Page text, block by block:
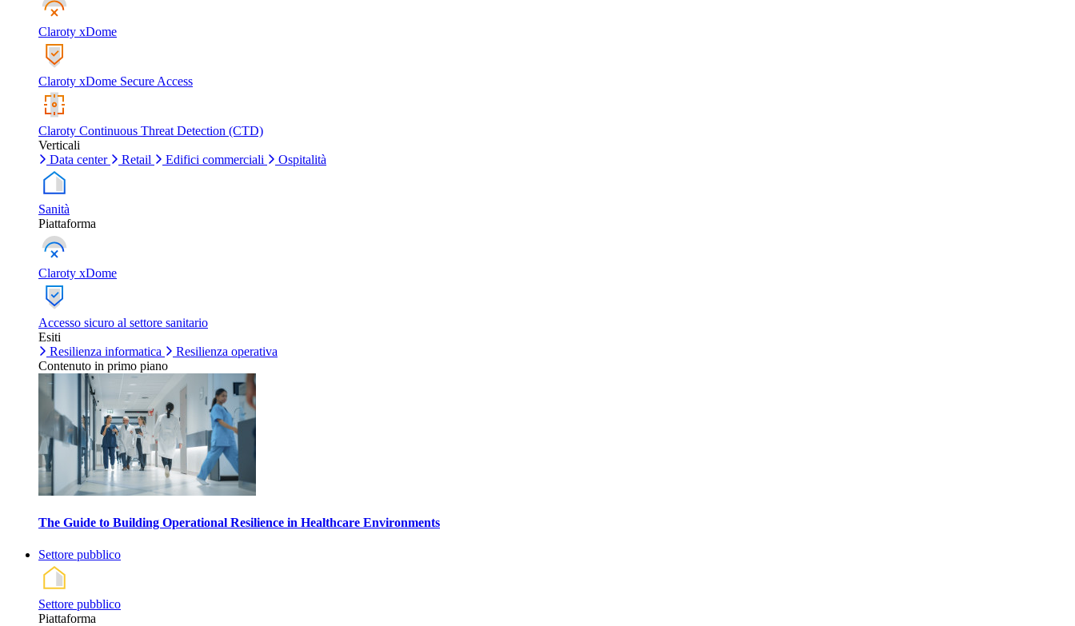
Claroty xDome
Claroty xDome Secure Access
Claroty Continuous Threat Detection (CTD)
Verticali
Data center
Retail Edifici commerciali Ospitalità
Sanità
Piattaforma
Claroty xDome
Accesso sicuro al settore sanitario
Esiti
Resilienza informatica
Resilienza operativa
Contenuto in primo piano
The Guide to Building Operational Resilience in Healthcare Environments
Settore pubblico
Settore pubblico
Piattaforma